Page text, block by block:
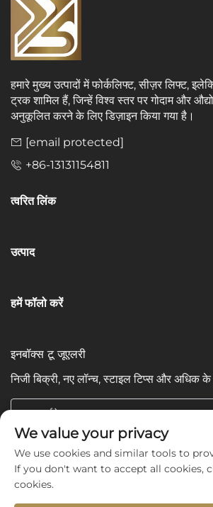
हमारे मुख्य उत्पादों में फोर्कलिफ्ट, सीज़र लिफ्ट,
ट्रक शामिल हैं, जिन्हें विश्व स्तर पर गोदाम और
अनुकूलित करने के लिए डिज़ाइन किया गया है।
[email protected]
+86-13131154811
त्वरित लिंक
उत्पाद
हमें फॉलो करें
इनबॉक्स टू जूएलरी
निजी बिक्री, नए लॉन्च, स्टाइल टिप्स और अधिक
आपका ईमेल
Subscribe
We value your privacy
We use cookies and similar tools to
If you don't want to accept all cookies,
cookies.